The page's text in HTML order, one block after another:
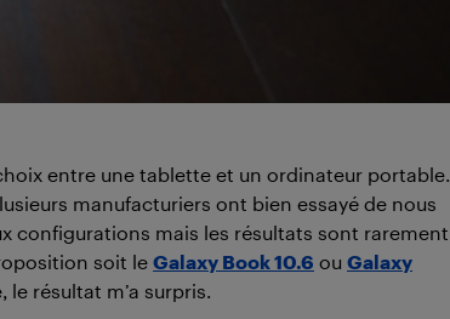
entre une tablette et un ordinateur portable.
manufacturiers ont bien essayé de nous
configurations mais les résultats sont rarement
soit le Galaxy Book 10.6 ou Galaxy
le résultat m’a surpris.